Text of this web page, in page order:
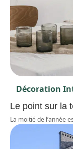
Décoration
Le point sur la
La moitié de l’année